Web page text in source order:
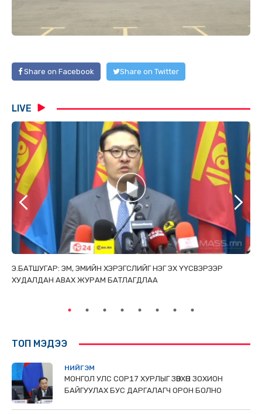
Share on Facebook Share on Twitter
LIVE
Э.БАТШУГАР: ЭМ, ЭМИЙН ХЭРЭГСЛИЙГ НЭГ ЭХ ҮҮСВЭРЭЭР
ХУДАЛДАН АВАХ ЖУРАМ БАТЛАГДЛАА
ТОП МЭДЭЭ
НИЙГЭМ
МОНГОЛ УЛС СОР17 ХУРЛЫГ ЗӨВХӨН ЗОХИОН
БАЙГУУЛАХ БУС ДАРГАЛАГЧ ОРОН БОЛНО